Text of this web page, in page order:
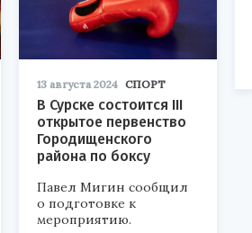
13 августа 2024 СПОРТ
В Сурске состоится III
открытое первенство
Городищенского
района по боксу
Павел Мигин сообщил
о подготовке к
мероприятию.